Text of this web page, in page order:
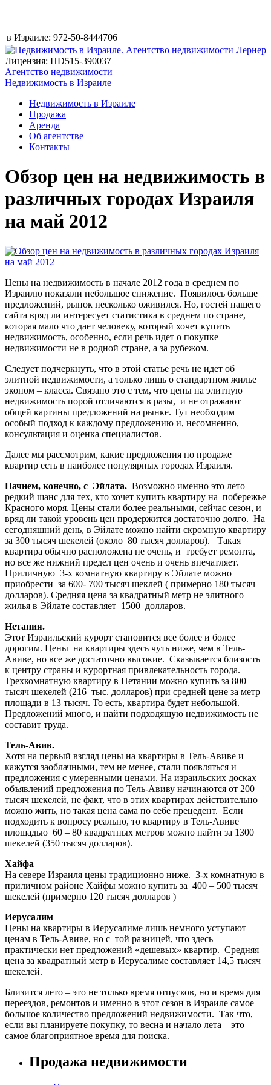
в Израиле: 972-50-8444706
Лицензия: HD515-390037
Агентство недвижимости
Недвижимость в Израиле
Недвижимость в Израиле
Продажа
Аренда
Об агентстве
Контакты
Обзор цен на недвижимость в
различных городах Израиля
на май 2012
Цены на недвижимость в начале 2012 года в среднем по
Израилю показали небольшое снижение. Появилось больше
предложений, рынок несколько оживился. Но, гостей нашего
сайта вряд ли интересует статистика в среднем по стране,
которая мало что дает человеку, который хочет купить
недвижимость, особенно, если речь идет о покупке
недвижимости не в родной стране, а за рубежом.
Следует подчеркнуть, что в этой статье речь не идет об
элитной недвижимости, а только лишь о стандартном жилье
эконом – класса. Связано это с тем, что цены на элитную
недвижимость порой отличаются в разы, и не отражают
общей картины предложений на рынке. Тут необходим
особый подход к каждому предложению и, несомненно,
консультация и оценка специалистов.
Далее мы рассмотрим, какие предложения по продаже
квартир есть в наиболее популярных городах Израиля.
Начнем, конечно, с Эйлата. Возможно именно это лето –
редкий шанс для тех, кто хочет купить квартиру на побережье
Красного моря. Цены стали более реальными, сейчас сезон, и
вряд ли такой уровень цен продержится достаточно долго. На
сегодняшний день, в Эйлате можно найти скромную квартиру
за 300 тысяч шекелей (около 80 тысяч долларов). Такая
квартира обычно расположена не очень, и требует ремонта,
но все же нижний предел цен очень и очень впечатляет.
Приличную 3-х комнатную квартиру в Эйлате можно
приобрести за 600- 700 тысяч шеклей ( примерно 180 тысяч
долларов). Средняя цена за квадратный метр не элитного
жилья в Эйлате составляет 1500 долларов.
Нетания.
Этот Израильский курорт становится все более и более
дорогим. Цены на квартиры здесь чуть ниже, чем в Тель-
Авиве, но все же достаточно высокие. Сказывается близость
к центру страны и курортная привлекательность города.
Трехкомнатную квартиру в Нетании можно купить за 800
тысяч шекелей (216 тыс. долларов) при средней цене за метр
площади в 13 тысяч. То есть, квартира будет небольшой.
Предложений много, и найти подходящую недвижимость не
составит труда.
Тель-Авив.
Хотя на первый взгляд цены на квартиры в Тель-Авиве и
кажутся заоблачными, тем не менее, стали появляться и
предложения с умеренными ценами. На израильских досках
объявлений предложения по Тель-Авиву начинаются от 200
тысяч шекелей, не факт, что в этих квартирах действительно
можно жить, но такая цена сама по себе прецедент. Если
подходить к вопросу реально, то квартиру в Тель-Авиве
площадью 60 – 80 квадратных метров можно найти за 1300
шекелей (350 тысяч долларов).
Хайфа
На севере Израиля цены традиционно ниже. 3-х комнатную в
приличном районе Хайфы можно купить за 400 – 500 тысяч
шекелей (примерно 120 тысяч долларов )
Иерусалим
Цены на квартиры в Иерусалиме лишь немного уступают
ценам в Тель-Авиве, но с той разницей, что здесь
практически нет предложений «дешевых» квартир. Средняя
цена за квадратный метр в Иерусалиме составляет 14,5 тысяч
шекелей.
Близится лето – это не только время отпусков, но и время для
переездов, ремонтов и именно в этот сезон в Израиле самое
большое количество предложений недвижимости. Так что,
если вы планируете покупку, то весна и начало лета – это
самое благоприятное время для поиска.
Продажа недвижимости